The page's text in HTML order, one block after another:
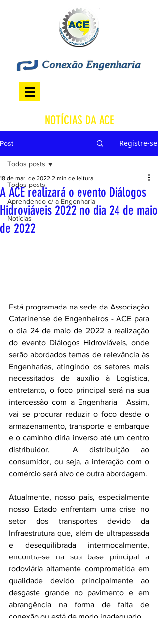
NOTÍCIAS DA ACE
Post Registre-se
Todos posts
Aprendendo c/ a Engenharia
Notícias
Todos posts
A ACE realizará o evento Diálogos
Hidroviáveis 2022 no dia 24 de maio
de 2022
18 de mar. de 2022 2 min de leitura
Está programada na sede da Associação
Catarinense de Engenheiros - ACE para
o dia 24 de maio de 2022 a realização
do evento Diálogos Hidroviáveis, onde
serão abordados temas de relevância às
Engenharias, atingindo os setores mais
necessitados de auxílio à Logística,
entretanto, o foco principal será na sua
intercessão com a Engenharia.  Assim,
vai se procurar reduzir o foco desde o
armazenamento, transporte e embarque
e o caminho diria inverso até um centro
distribuidor.  A distribuição ao
consumidor, ou seja, a interação com o
comércio será alvo de outra abordagem.
Atualmente, nosso país, especialmente
nosso Estado enfrentam uma crise no
setor dos transportes devido da
Infraestrutura que, além de ultrapassada
e desequilibrada intermodalmente,
encontra-se na sua base principal a
rodoviária altamente comprometida em
qualidade devido principalmente ao
desgaste grande no pavimento e em
abrangência na forma de falta de
conexão ou está de modo inadequado.